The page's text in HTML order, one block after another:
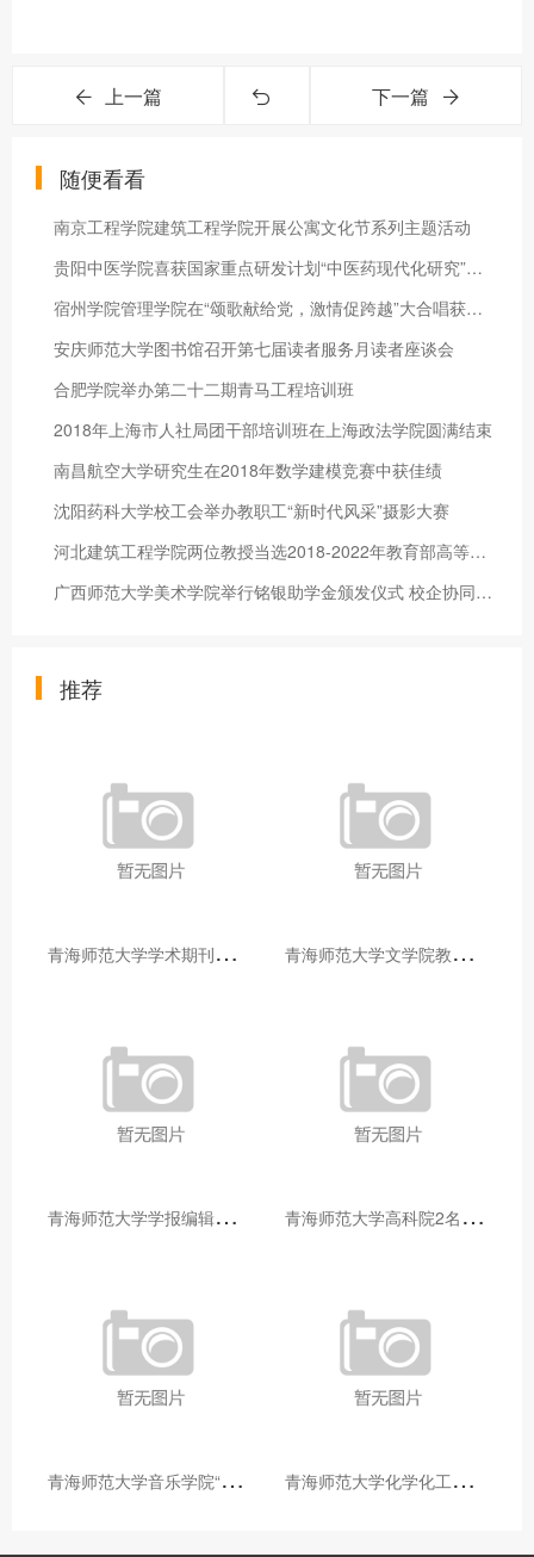
上一篇 下一篇
随便看看
南京工程学院建筑工程学院开展公寓文化节系列主题活动
贵阳中医学院喜获国家重点研发计划“中医药现代化研究”重点专项
宿州学院管理学院在“颂歌献给党，激情促跨越”大合唱获得佳绩
安庆师范大学图书馆召开第七届读者服务月读者座谈会
合肥学院举办第二十二期青马工程培训班
2018年上海市人社局团干部培训班在上海政法学院圆满结束
南昌航空大学研究生在2018年数学建模竞赛中获佳绩
沈阳药科大学校工会举办教职工“新时代风采”摄影大赛
河北建筑工程学院两位教授当选2018-2022年教育部高等学校教学指
广西师范大学美术学院举行铭银助学金颁发仪式 校企协同资助育人
推荐
青
海师范大学学术期刊两个专栏入选2025年青海省期刊重点专栏 青
海师范大学文学院教师赴山东省相关高校和学术机构交流学习
青
海师范大学学报编辑部赴大通县城关镇上毛佰胜村开展帮扶慰问活动 青
海师范大学高科院2名专家当选中国科学院院士
青
海师范大学音乐学院“青舞华章”本科舞蹈专业中期汇报圆满落幕 青
海师范大学化学化工学院开展铸牢中华民族共同体意识大讲堂活动